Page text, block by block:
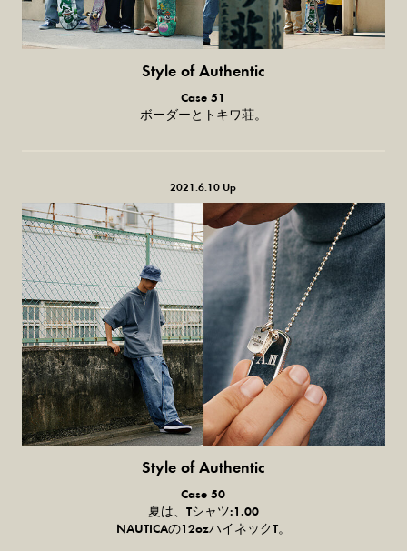
Style of Authentic
普通の服、
普通のスタイル。
Case 51
ボーダーとトキワ荘。
2021.6.10 Up
Style of Authentic
普通の服、
普通のスタイル。
Case 50
夏は、 Tシャツ:1.00
NAUTICAの12ozハイネックT。